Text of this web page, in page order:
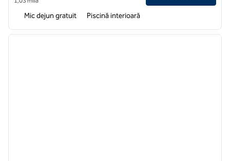
Mic dejun gratuit Piscină interioară
1 din 12